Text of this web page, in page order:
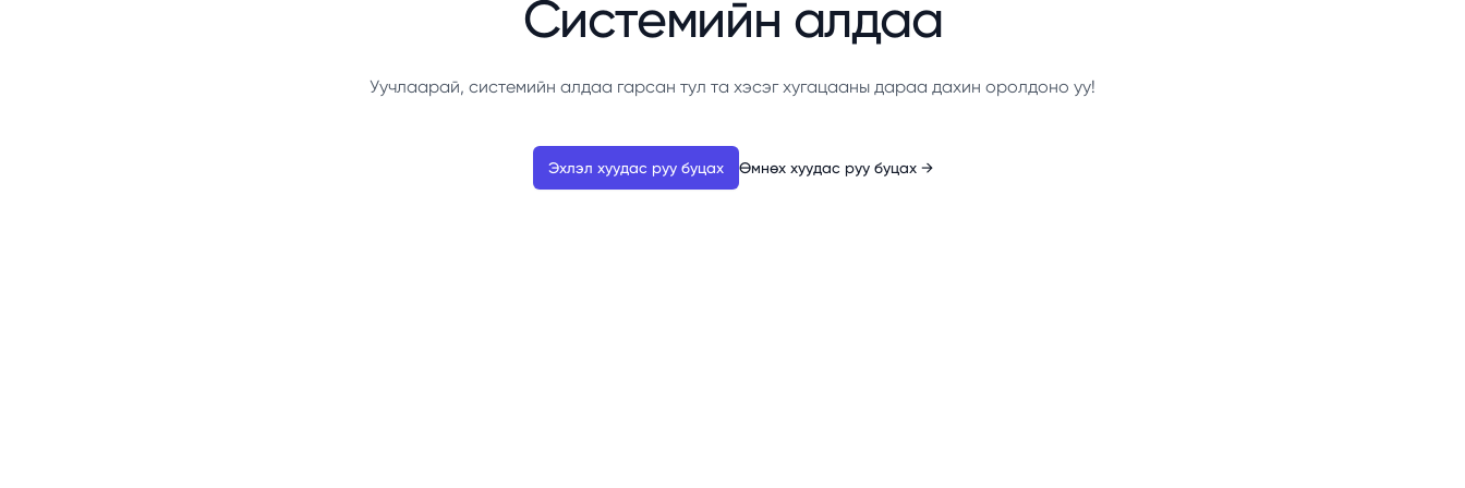
Системийн алдаа
Уучлаарай, системийн алдаа гарсан тул та хэсэг хугацааны дараа дахин оролдоно уу!
Эхлэл хуудас руу буцах Өмнөх хуудас руу буцах →